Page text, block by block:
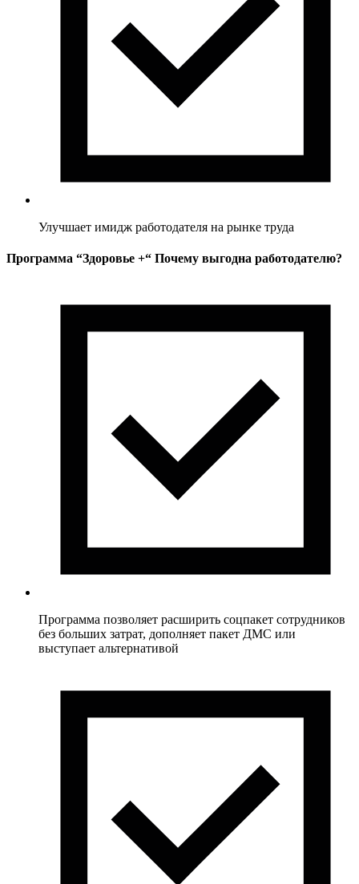
Улучшает имидж работодателя на рынке труда
Программа “Здоровье +“ Почему выгодна работодателю?
Программа позволяет расширить соцпакет сотрудников
без больших затрат, дополняет пакет ДМС или
выступает альтернативой